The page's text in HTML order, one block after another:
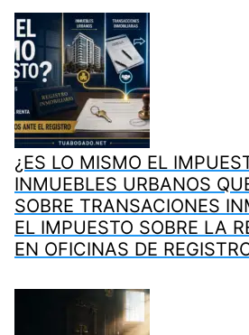
¿ES LO MISMO EL
INMUEBLES URBANOS
SOBRE TRANSACIONES
EL IMPUESTO SOBRE LA
EN OFICINAS DE